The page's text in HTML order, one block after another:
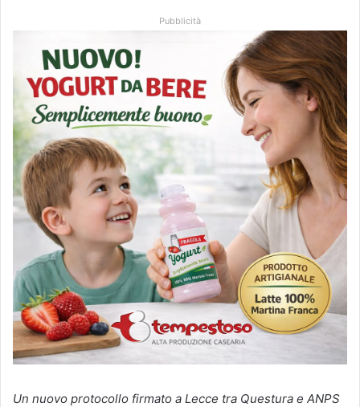
Pubblicità
Un nuovo protocollo firmato a Lecce tra Questura e ANPS